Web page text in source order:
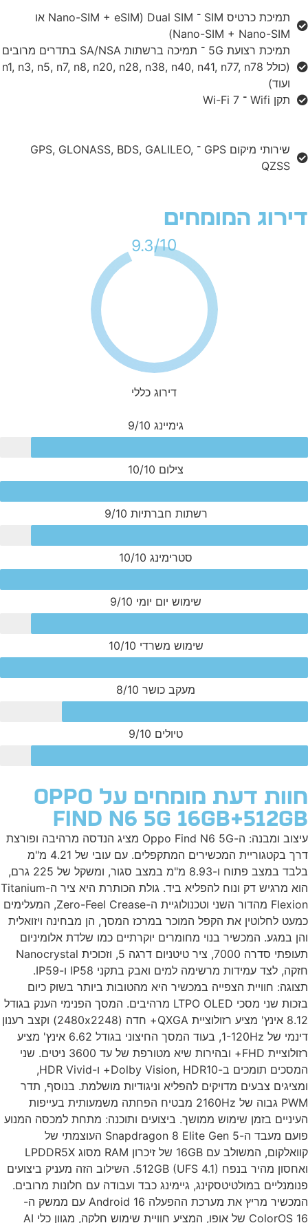
תמיכת כרטיס SIM ־ Dual SIM (Nano-SIM + eSIM או
Nano-SIM + Nano-SIM)
תמיכת רצועת 5G ־ תמיכה ברשתות SA/NSA בתדרים מרובים
(כולל n1, n3, n5, n7, n8, n20, n28, n38, n40, n41, n77, n78
ועוד)
תקן Wifi ־ Wi-Fi 7
שירותי מיקום GPS ־ GPS, GLONASS, BDS, GALILEO,
QZSS
המומחים
10/
9.3
דירוג כללי
גימיינג9/10
צילום10/10
רשתות חברתיות9/10
סטרימינג10/10
שימוש יום יומי9/10
שימוש משרדי10/10
מעקב כושר8/10
טיולים9/10
חוות דעת מומחים על Oppo
Find N6 5G
עיצוב ומבנה: ה-Oppo Find N6 5G מציג הנדסה מרהיבה ופורצת
דרך בקטגוריית המכשירים המתקפלים. עם עובי של 4.21 מ"מ
בלבד במצב פתוח ו-8.93 מ"מ במצב סגור, ומשקל של 225 גרם,
הוא מרגיש דק ונוח להפליא ביד. גולת הכותרת היא ציר ה-Titanium
Flexion מהדור השני וטכנולוגיית ה-Zero-Feel Crease, המעלימים
לחלוטין את הקפל המוכר במרכז המסך, הן מבחינה ויזואלית
במגע. המכשיר בנוי מחומרים יוקרתיים כמו שלדת אלומיניום
תעופתי סדרה 7000, ציר טיטניום דרגה 5, וזכוכית Nanocrystal
חזקה, לצד עמידות מרשימה למים ואבק בתקני IP58 ו-IP59.
חוויית הצפייה במכשיר היא מהטובות ביותר בשוק כיום
בזכות שני מסכי LTPO OLED מרהיבים. המסך הפנימי הענק בגודל
8.12 אינץ' מציע רזולוציית QXGA+ חדה (2480x2248) וקצב רענון
דינמי של 1-120Hz, בעוד המסך החיצוני בגודל 6.62 אינץ' מציע
רזולוציית FHD+ ובהירות שיא מטורפת של עד 3600 ניטים. שני
המסכים תומכים ב-Dolby Vision, HDR10+ ו-HDR Vivid,
צבעים מדויקים להפליא וניגודיות מושלמת. בנוסף, תדר
PWM גבוה של 2160Hz מבטיח הפחתה משמעותית בעייפות
בזמן שימוש ממושך. ביצועים ותוכנה: מתחת למכסה המנוע
פועם מעבד ה-Snapdragon 8 Elite Gen 5 העוצמתי של
קוואלקום, המשולב עם 16GB של זיכרון RAM מסוג LPDDR5X
ואחסון מהיר בנפח 512GB (UFS 4.1). השילוב הזה מעניק ביצועים
במולטיטסקינג, גיימינג כבד ועבודה עם חלונות מרובים.
המכשיר מריץ את מערכת ההפעלה Android 16 עם ממשק ה-
ColorOS 16 של אופו, המציע חוויית שימוש חלקה, מגוון כלי AI